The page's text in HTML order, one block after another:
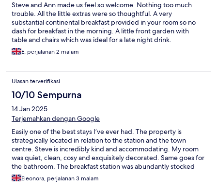
Steve and Ann made us feel so welcome. Nothing too much
trouble. All the little extras were so thoughtful. A very
substantial continental breakfast provided in your room so no
dash for breakfast in the morning. A little front garden with
table and chairs which was ideal for a late night drink.
E, perjalanan 2 malam
Ulasan terverifikasi
10/10 Sempurna
14 Jan 2025
Terjemahkan dengan Google
Easily one of the best stays I’ve ever had. The property is
strategically located in relation to the station and the town
centre. Steve is incredibly kind and accommodating. My room
was quiet, clean, cosy and exquisitely decorated. Same goes for
the bathroom. The breakfast station was abundantly stocked
and new supplies were added every day. UK plugs and USB
ports are provided. I truly appreciate the level of thought that
Eleonora, perjalanan 3 malam